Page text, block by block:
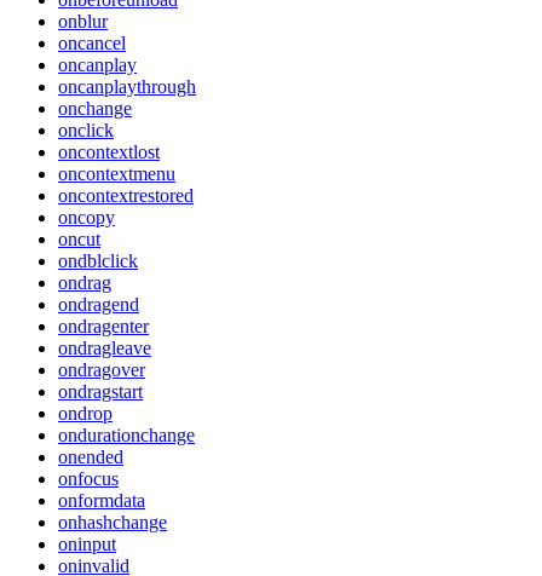
onblur
oncancel
oncanplay
oncanplaythrough
onchange
onclick
oncontextlost
oncontextmenu
oncontextrestored
oncopy
oncut
ondblclick
ondrag
ondragend
ondragenter
ondragleave
ondragover
ondragstart
ondrop
ondurationchange
onended
onfocus
onformdata
onhashchange
oninput
oninvalid